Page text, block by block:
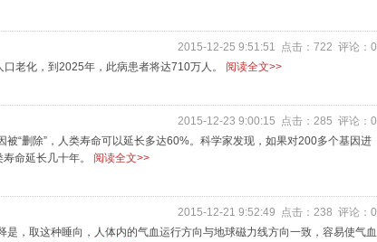
2015-12-25 9:51:51 点击：722 评论：0
老化，到2025年，此病患者将达710万人。
阅读全文>>
2015-12-23 9:00:15 点击：285 评论：0
“删除”，人类寿命可以延长多达60%。科学家发现，如果对200多个基因进
命延长几十年。
阅读全文>>
2015-12-21 9:52:49 点击：238 评论：0
，取这种睡向，人体内的气血运行方向与地球磁力线方向一致，容易使气血